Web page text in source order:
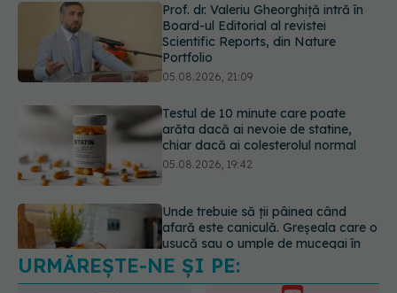
Testul de 10 minute care poate
arăta dacă ai nevoie de statine,
chiar dacă ai colesterolul normal
05.08.2026, 19:42
Unde trebuie să ții pâinea când
afară este caniculă. Greșeala care o
usucă sau o umple de mucegai în
doar câteva zile
Adevărul despre tratamentul cu
doze mari de Vitamina D în cancerul
colorectal
06.08.2026, 08:06
URMĂREȘTE-NE ȘI PE:
URMĂRITORI
ABONAȚI